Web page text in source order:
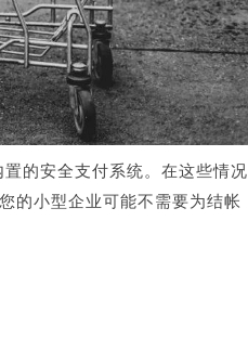
的安全支付系统。在这些情况
的小型企业可能不需要为结帐